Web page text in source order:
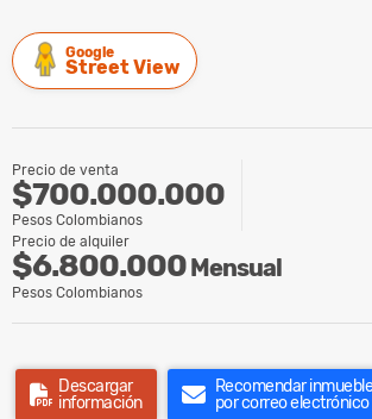
Google
Street View
Precio de venta
$700.000.000
Pesos Colombianos
Precio de alquiler
$6.800.000Mensual
Pesos Colombianos
Descargar
información
Recomendar inmueble
por correo electrónico